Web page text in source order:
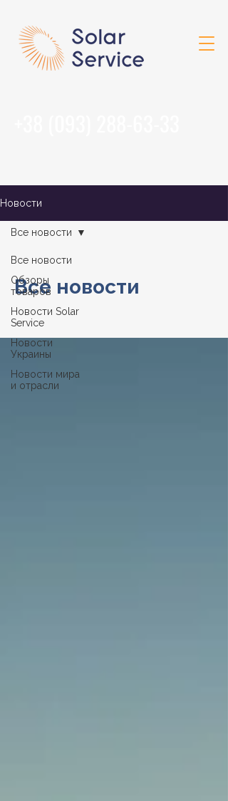
Новости
Все новости
Обзоры
товаров
Новости Solar
Service
Новости
Украины
Новости мира
и отрасли
Все новости
Все новости